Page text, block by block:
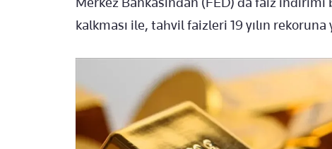
kalkması ile, tahvil faizleri 19 yılın rekoruna